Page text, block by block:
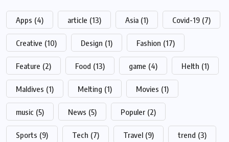
Apps (4) article (13) Asia (1) Covid-19 (7)
Creative (10) Design (1) Fashion (17)
Feature (2) Food (13) game (4) Helth (1)
Maldives (1) Melting (1) Movies (1)
music (5) News (5) Populer (2)
Sports (9) Tech (7) Travel (9) trend (3)